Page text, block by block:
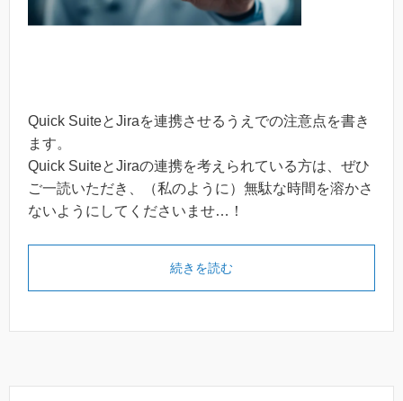
Quick SuiteとJiraを連携させるうえでの注意点を書き
ます。
Quick SuiteとJiraの連携を考えられている方は、ぜひ
ご一読いただき、（私のように）無駄な時間を溶かさ
ないようにしてくださいませ…！
続きを読む